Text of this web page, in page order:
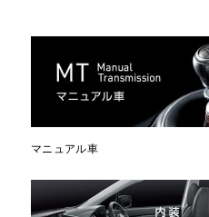
マニュアル車